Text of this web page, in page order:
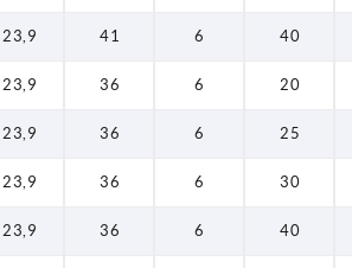
23,9 41 6 40
23,9 36 6 20
23,9 36 6 25
23,9 36 6 30
23,9 36 6 40